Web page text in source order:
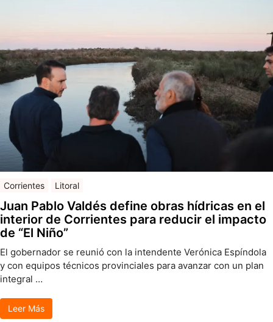
Corrientes Litoral
Juan Pablo Valdés define obras hídricas en el
interior de Corrientes para reducir el impacto
de “El Niño”
El gobernador se reunió con la intendente Verónica Espíndola
y con equipos técnicos provinciales para avanzar con un plan
integral …
Leer Más